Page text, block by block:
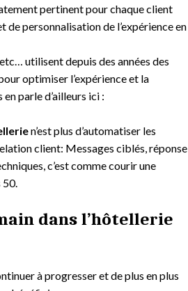
pertinent pour chaque client
personnalisation de l’expérience en
utilisent depuis des années des
optimiser l’expérience et la
parle d’ailleurs ici :
n’est plus d’automatiser les
client: Messages ciblés, réponse
c’est comme courir une
50.
dans l’hôtellerie
à progresser et de plus en plus